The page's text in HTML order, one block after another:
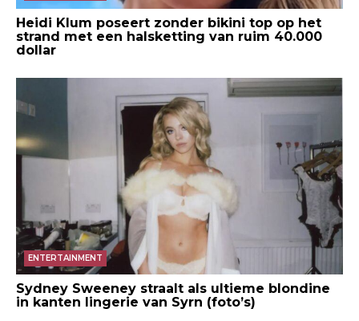
Heidi Klum poseert zonder bikini top op het
strand met een halsketting van ruim 40.000
dollar
ENTERTAINMENT
Sydney Sweeney straalt als ultieme blondine
in kanten lingerie van Syrn (foto’s)